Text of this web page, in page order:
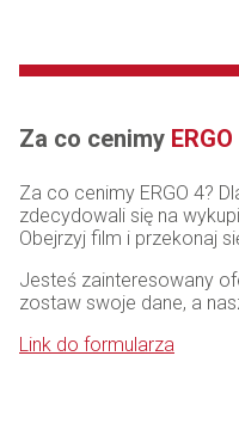
Za co cenimy
Za co cenimy ERGO 4?
zdecydowali się na
Obejrzyj film i przekonaj
Jesteś zainteresowany
zostaw swoje dane, a
Link do formularza